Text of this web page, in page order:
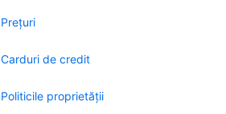
Preţuri
Carduri de credit
Politicile proprietății